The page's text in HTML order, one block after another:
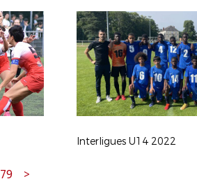
Interligues U14 2022
79 >